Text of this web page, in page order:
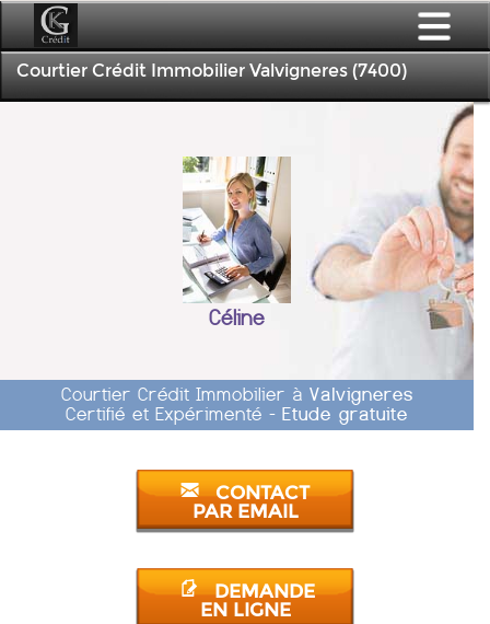
Courtier Crédit Immobilier Valvigneres (7400)
Céline
Courtier Crédit Immobilier à Valvigneres
Certifié et Expérimenté - Etude gratuite
CONTACT
PAR EMAIL
DEMANDE
EN LIGNE